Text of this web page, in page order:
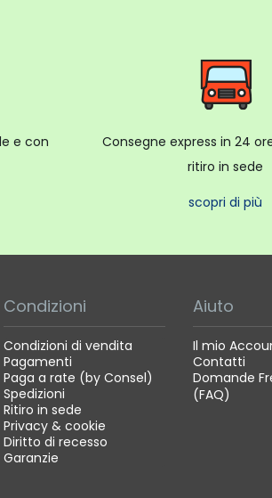
e con
Consegne express in 24
ritiro in sede
scopri di più
Condizioni
Condizioni di vendita
Pagamenti
Paga a rate (by Consel)
Spedizioni
Ritiro in sede
Privacy & cookie
Diritto di recesso
Garanzie
Aiuto
Il mio
Contatti
Domande
(FAQ)